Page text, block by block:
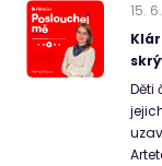
15. 6.
Děti